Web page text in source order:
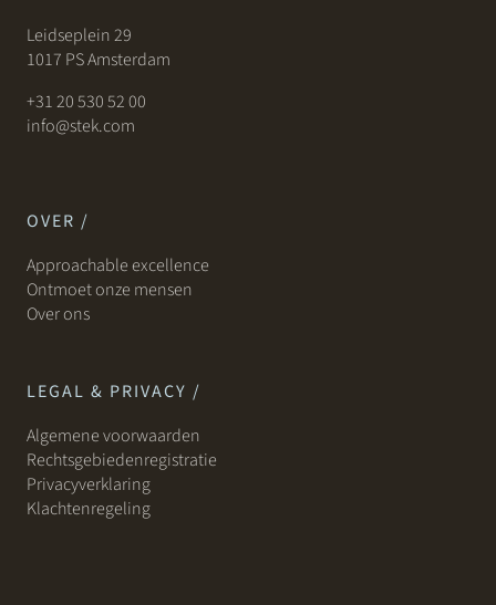
Leidseplein 29
1017 PS Amsterdam
+31 20 530 52 00
info@stek.com
OVER /
Approachable excellence
Ontmoet onze mensen
Over ons
LEGAL & PRIVACY /
Algemene voorwaarden
Rechtsgebiedenregistratie
Privacyverklaring
Klachtenregeling